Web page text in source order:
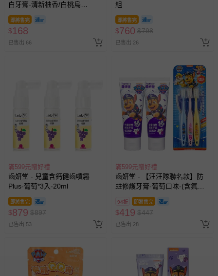
白牙膏-清新柚香/白桃烏
龍-110g
即將售完
$168
已售出 66
組
即將售完
$760 $798
已售出 26
滿599元贈好禮
齒妍堂 - 兒童含鈣健齒噴霧
Plus-葡萄*3入-20ml
即將售完
$879 $897
已售出 53
滿599元贈好禮
齒妍堂 - 【汪汪隊聯名款】防
蛀修護牙膏-葡萄口味-(含氟，
約為1200ppm)*2+兒童萬毛牙
刷-3入
94折 即將售完
$419 $447
已售出 28